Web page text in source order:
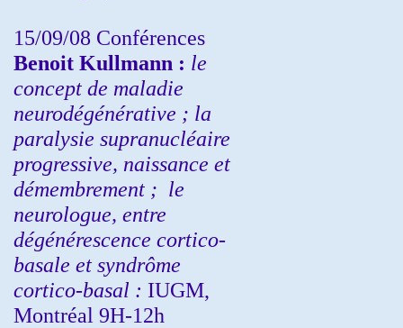
15/09/08 Conférences
Benoit Kullmann : le
concept de maladie
neurodégénérative ; la
paralysie supranucléaire
progressive, naissance et
démembrement ; le
neurologue, entre
dégénérescence cortico-
basale et syndrôme
cortico-basal : IUGM,
Montréal 9H-12h